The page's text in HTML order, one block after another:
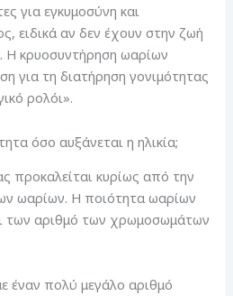
για εγκυμοσύνη και
ειδικά αν δεν έχουν στην ζωή
Η κρυοσυντήρηση ωαρίων
για τη διατήρηση γονιμότητας
ρολόι».
όσο αυξάνεται η ηλικία;
προκαλείται κυρίως από την
ωαρίων. Η ποιότητα ωαρίων
των αριθμό των χρωμοσωμάτων
έναν πολύ μεγάλο αριθμό